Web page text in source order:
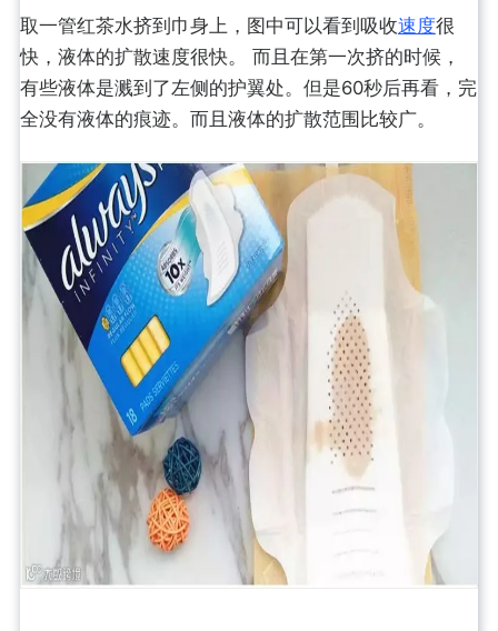
取一管红茶水挤到巾身上，图中可以看到吸收速度很
快，液体的扩散速度很快。 而且在第一次挤的时候，
有些液体是溅到了左侧的护翼处。但是60秒后再看，完
全没有液体的痕迹。而且液体的扩散范围比较广。